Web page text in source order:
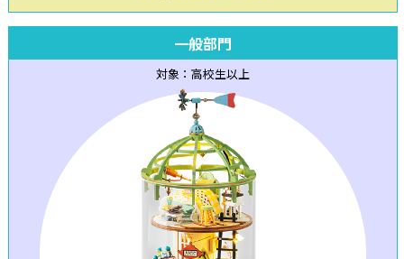
一般部門
対象：高校生以上